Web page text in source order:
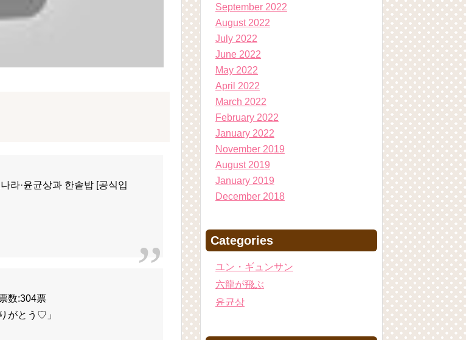
라·윤균상과 한솥밥 [공식입
数:304票
がとう♡」
September 2022
August 2022
July 2022
June 2022
May 2022
April 2022
March 2022
February 2022
January 2022
November 2019
August 2019
January 2019
December 2018
Categories
ユン・ギュンサン
六龍が飛ぶ
윤균상